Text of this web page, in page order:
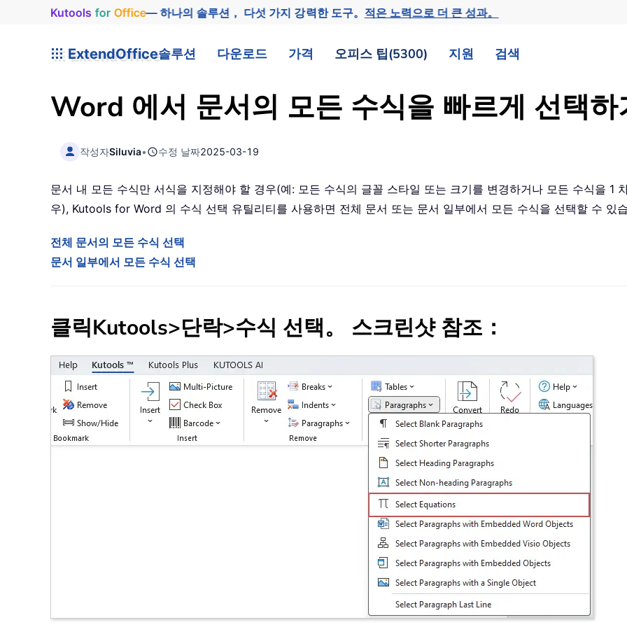
Kutools for Office— 하나의 솔루션， 다섯 가지 강력한 도구。적은 노력으로 더 큰 성과。
ExtendOffice솔루션 다운로드 가격 오피스 팁(5300) 지원 검색
Word 에서 문서의 모든 수식을 빠르게 선택하
작성자Siluvia• 수정 날짜2025-03-19
문서 내 모든 수식만 서식을 지정해야 할 경우(예: 모든 수식의 글꼴 스타일 또는 크기를 변경하거나 모든 수식을 1
우), Kutools for Word 의 수식 선택 유틸리티를 사용하면 전체 문서 또는 문서 일부에서 모든 수식을 선택할 수 있습
전체 문서의 모든 수식 선택
문서 일부에서 모든 수식 선택
클릭Kutools>단락>수식 선택。 스크린샷 참조：